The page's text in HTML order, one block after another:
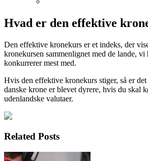
Hvad er den effektive
Den effektive kronekurs er et indeks, der
kronekursen sammenlignet med de lande, vi
konkurrerer mest med.
Hvis den effektive kronekurs stiger, så er
danske krone er blevet dyrere, hvis du skal
udenlandske valutaer.
Related Posts